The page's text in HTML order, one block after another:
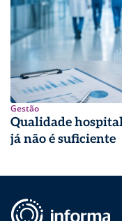
Gestão
Qualidade
já não é suficiente